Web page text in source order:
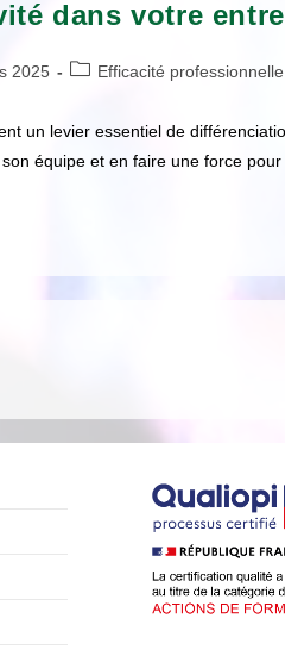
dans votre
2025 Efficacité professionnelle
un levier essentiel de
équipe et en faire une force